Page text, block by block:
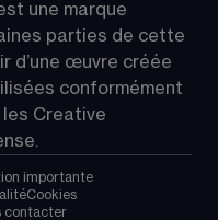
une marque
parties de cette
d’une œuvre créée
conformément
Creative
.
importante
Cookies
contacter